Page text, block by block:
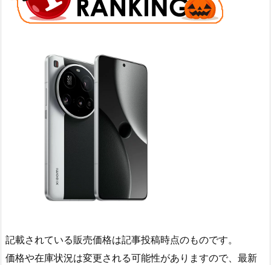
記載されている販売価格は記事投稿時点のものです。
価格や在庫状況は変更される可能性がありますので、最新